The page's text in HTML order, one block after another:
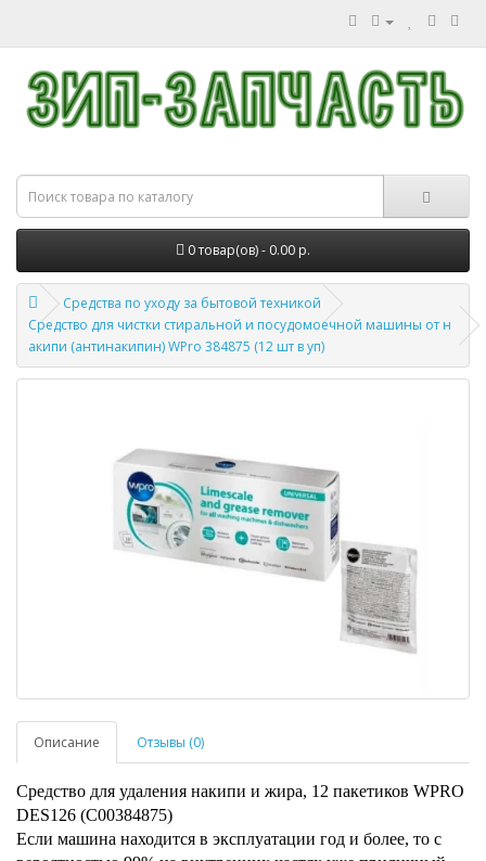
0 товар(ов) - 0.00 р.
Средства по уходу за бытовой техникой
Средство для чистки стиральной и посудомоечной машины от н
акипи (антинакипин) WPro 384875 (12 шт в уп)
Описание Отзывы (0)
Средство для удаления накипи и жира, 12 пакетиков WPRO
DES126 (C00384875)
Если машина находится в эксплуатации год и более, то с